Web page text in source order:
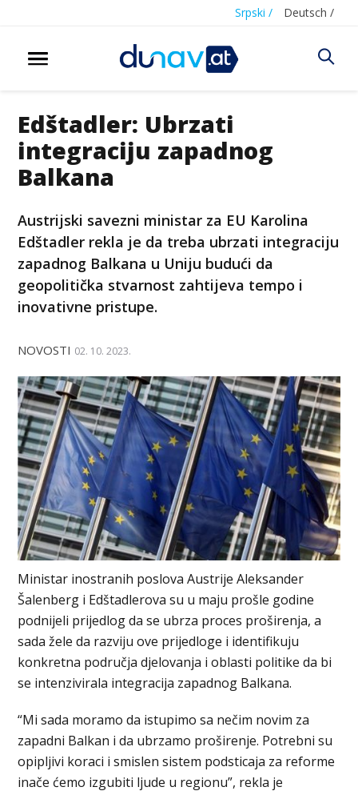
Srpski / Deutsch /
Edštadler: Ubrzati
integraciju zapadnog
Balkana
Austrijski savezni ministar za EU Karolina
Edštadler rekla je da treba ubrzati integraciju
zapadnog Balkana u Uniju budući da
geopolitička stvarnost zahtijeva tempo i
inovativne pristupe.
NOVOSTI 02. 10. 2023.
Ministar inostranih poslova Austrije Aleksander
Šalenberg i Edštadlerova su u maju prošle godine
podnijeli prijedlog da se ubrza proces proširenja, a
sada žele da razviju ove prijedloge i identifikuju
konkretna područja djelovanja i oblasti politike da bi
se intenzivirala integracija zapadnog Balkana.
“Mi sada moramo da istupimo sa nečim novim za
zapadni Balkan i da ubrzamo proširenje. Potrebni su
opipljivi koraci i smislen sistem podsticaja za reforme
inače ćemo izgubiti ljude u regionu”, rekla je